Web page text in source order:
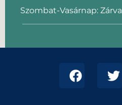
Szombat-Vasárnap: Zárva